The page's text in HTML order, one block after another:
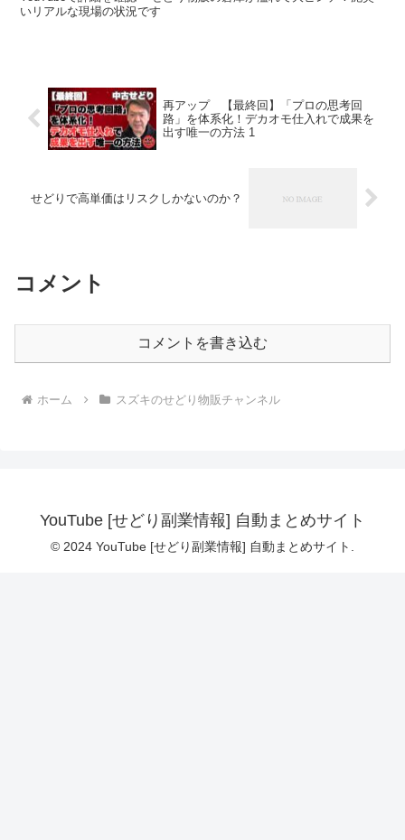
いリアルな現場の状況です
再アップ 【最終回】「プロの思考回
路」を体系化！デカオモ仕入れで成果を
出す唯一の方法 1
せどりで高単価はリスクしかないのか？
コメント
コメントを書き込む
ホーム スズキのせどり物販チャンネル
YouTube [せどり副業情報] 自動まとめサイト
© 2024 YouTube [せどり副業情報] 自動まとめサイト.